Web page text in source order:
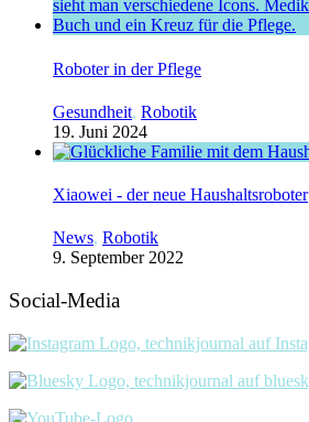
Roboter in der Pflege
Gesundheit, Robotik
19. Juni 2024
Xiaowei - der neue Haushaltsroboter
News, Robotik
9. September 2022
Social-Media